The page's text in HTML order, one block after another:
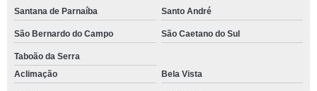
Santana de Parnaíba Santo André
São Bernardo do Campo São Caetano do Sul
Taboão da Serra
Aclimação
Bela Vista